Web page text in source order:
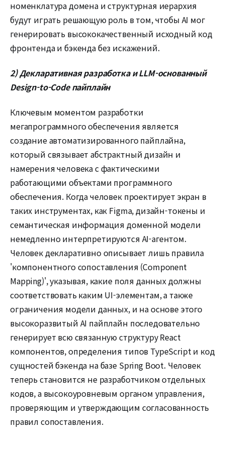
номенклатура домена и структурная иерархия
будут играть решающую роль в том, чтобы AI мог
генерировать высококачественный исходный код
фронтенда и бэкенда без искажений.
2) Декларативная разработка и LLM-основанный
Design-to-Code пайплайн
Ключевым моментом разработки
мегапрограммного обеспечения является
создание автоматизированного пайплайна,
который связывает абстрактный дизайн и
намерения человека с фактическими
работающими объектами программного
обеспечения. Когда человек проектирует экран в
таких инструментах, как Figma, дизайн-токены и
семантическая информация доменной модели
немедленно интерпретируются AI-агентом.
Человек декларативно описывает лишь правила
'компонентного сопоставления (Component
Mapping)', указывая, какие поля данных должны
соответствовать каким UI-элементам, а также
ограничения модели данных, и на основе этого
высокоразвитый AI пайплайн последовательно
генерирует всю связанную структуру React
компонентов, определения типов TypeScript и код
сущностей бэкенда на базе Spring Boot. Человек
теперь становится не разработчиком отдельных
кодов, а высокоуровневым органом управления,
проверяющим и утверждающим согласованность
правил сопоставления.